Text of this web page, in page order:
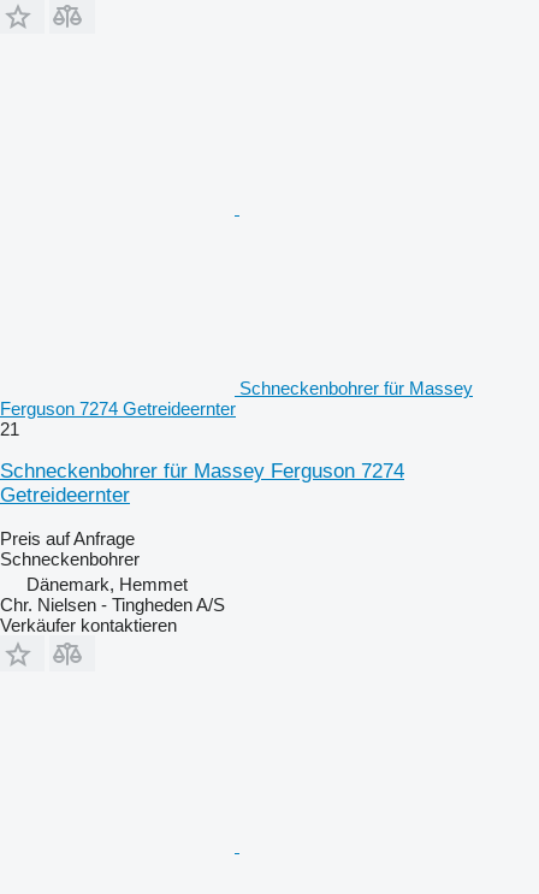
Schneckenbohrer für Massey
Ferguson 7274 Getreideernter
21
Schneckenbohrer für Massey Ferguson 7274
Getreideernter
Preis auf Anfrage
Schneckenbohrer
Dänemark, Hemmet
Chr. Nielsen - Tingheden A/S
Verkäufer kontaktieren